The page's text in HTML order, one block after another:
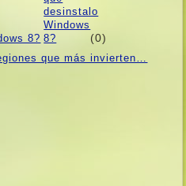
8? (0)
que más invierten…